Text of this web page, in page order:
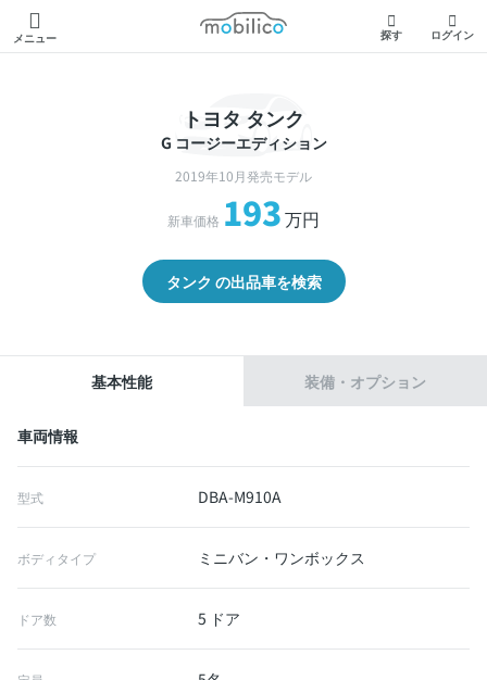
メニュー
モビリコ
探す ログイン
トヨタ タンク
G コージーエディション
2019年10月発売モデル
新車価格 193万円
タンク の出品車を検索
基本性能 装備・オプション
車両情報
型式 DBA-M910A
ボディタイプ ミニバン・ワンボックス
ドア数 5 ドア